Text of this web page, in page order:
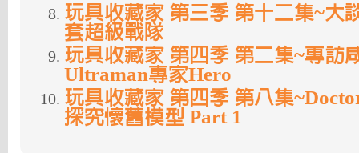
玩具收藏家 第三季 第十二集~大
套超級戰隊
玩具收藏家 第四季 第二集~專訪
Ultraman專家Hero
玩具收藏家 第四季 第八集
探究懷舊模型 Part 1